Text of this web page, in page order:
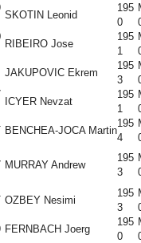
SKOTIN Leonid
195
0
RIBEIRO Jose
195
1
JAKUPOVIC Ekrem
195
3
ICYER Nevzat
195
1
BENCHEA-JOCA Martin
195
4
MURRAY Andrew
195
3
OZBEY Nesimi
195
3
FERNBACH Joerg
195
0